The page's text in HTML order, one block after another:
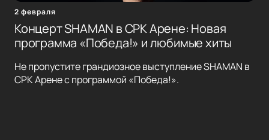
2 февраля
Концерт SHAMAN в СРК Арене: Новая
программа «Победа!» и любимые хиты
Не пропустите грандиозное выступление SHAMAN в
СРК Арене с программой «Победа!».